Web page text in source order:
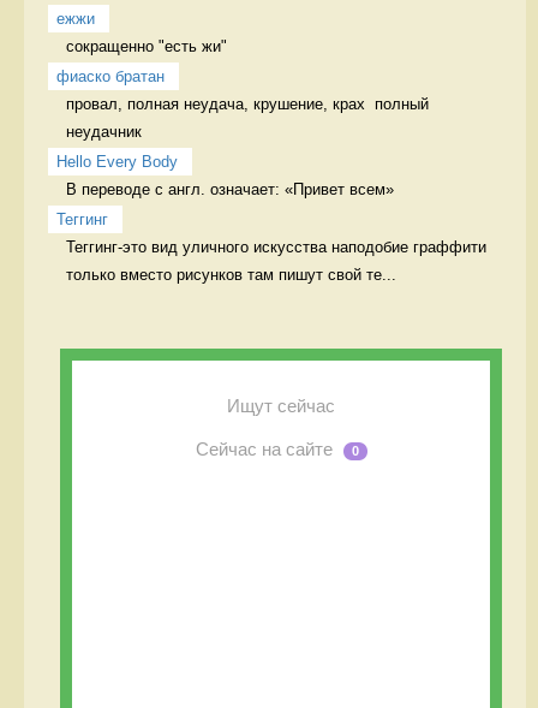
ежжи
сокращенно "есть жи"
фиаско братан
провал, полная неудача, крушение, крах  полный
неудачник
Hello Every Body
В переводе с англ. означает: «Привет всем»
Теггинг
Теггинг-это вид уличного искусства наподобие граффити
только вместо рисунков там пишут свой те...
Ищут сейчас
Сейчас на сайте 0